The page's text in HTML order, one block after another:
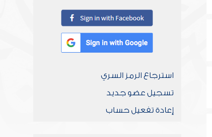
استرجاع الرمز السري
تسجيل عضو جديد
إعادة تفعيل حساب